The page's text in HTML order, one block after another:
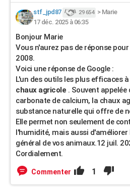
stf_jpd87 29 654 > Marie
17 déc. 2025 à 06:35
Bonjour Marie
Vous n'aurez pas de réponse
2008.
Voici une réponse de Google :
L'un des outils les plus efficaces
chaux agricole . Souvent
carbonate de calcium, la chaux
substance naturelle qui offre de
Elle permet non seulement de
l'humidité, mais aussi d'améliorer
général de vos animaux.12 juil.
Cordialement.
Commenter 1